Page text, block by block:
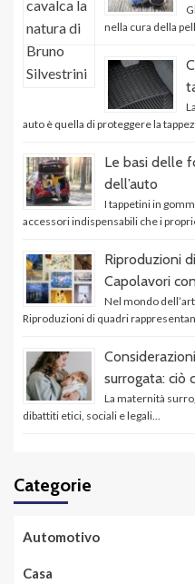
nella cura della
auto è quella di proteggere la
Le basi delle
dell’auto
I tappetini in
accessori indispensabili che i
Riproduzioni
Capolavori
Nel mondo
Riproduzioni di quadri
surrogata: ciò
La maternità
dibattiti etici, sociali e legali...
Categorie
Automotivo
Casa